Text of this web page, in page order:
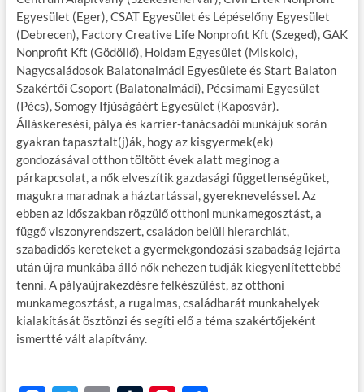
Egyesület (Eger), CSAT Egyesület és Lépéselőny Egyesület
(Debrecen), Factory Creative Life Nonprofit Kft (Szeged), GAK
Nonprofit Kft (Gödöllő), Holdam Egyesület (Miskolc),
Nagycsaládosok Balatonalmádi Egyesülete és Start Balaton
Szakértői Csoport (Balatonalmádi), Pécsimami Egyesület
(Pécs), Somogy Ifjúságáért Egyesület (Kaposvár).
Álláskeresési, pálya és karrier-tanácsadói munkájuk során
gyakran tapasztalt(j)ák, hogy az kisgyermek(ek)
gondozásával otthon töltött évek alatt meginog a
párkapcsolat, a nők elveszítik gazdasági függetlenségüket,
magukra maradnak a háztartással, gyerekneveléssel. Az
ebben az időszakban rögzülő otthoni munkamegosztást, a
függő viszonyrendszert, családon belüli hierarchiát,
szabadidős kereteket a gyermekgondozási szabadság lejárta
után újra munkába álló nők nehezen tudják kiegyenlítettebbé
tenni. A pályaújrakezdésre felkészülést, az otthoni
munkamegosztást, a rugalmas, családbarát munkahelyek
kialakítását ösztönzi és segíti elő a téma szakértőjeként
ismertté vált alapítvány.